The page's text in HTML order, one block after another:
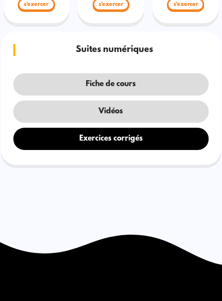
s'exercer s'exercer s'exercer
Suites numériques
Fiche de cours
Vidéos
Exercices corrigés